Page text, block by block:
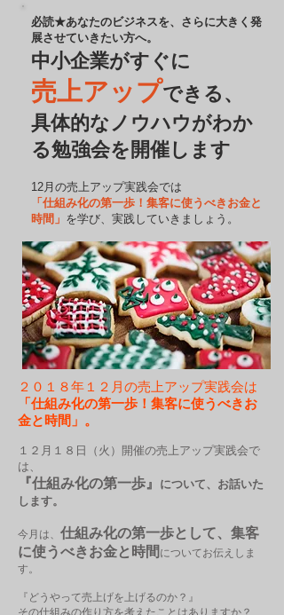
必読★あなたのビジネスを、さらに大きく発
展させていきたい方へ。
中小企業がすぐに
売上アップできる、
具体的なノウハウがわか
る勉強会を開催し ます
​12月の売上アップ実践会では
「仕組み化の第一歩！集客に使うべきお金と
時間」 を学び、実践していきましょう。
２０１８年１２月の売上アップ実践会は
「仕組み化の第一歩！集客に使うべきお
金と時間」。
１２月１８日（火）開催の売上アップ実践会で
は、
『仕組み化の第一歩』
について、お話いた
します。
今月は、 仕組み化の第一歩として、集客
に使うべきお金と時間についてお伝えしま
す。
『どうやって売上げを上げるのか？』